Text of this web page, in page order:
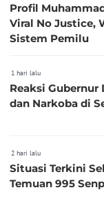
Profil
Viral No Justice,
Sistem Pemilu
1 hari lalu
Reaksi Gubernur DKI Ada 995
dan Narkoba di
2 hari lalu
Situasi Terkini
Temuan 995